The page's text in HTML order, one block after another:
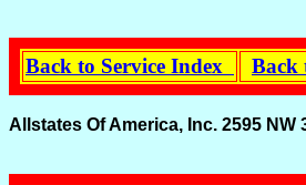
Back to Service Index Back
Allstates Of America, Inc. 2595